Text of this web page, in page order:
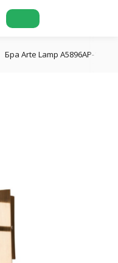
Бра Arte Lamp A5896AP-1PB